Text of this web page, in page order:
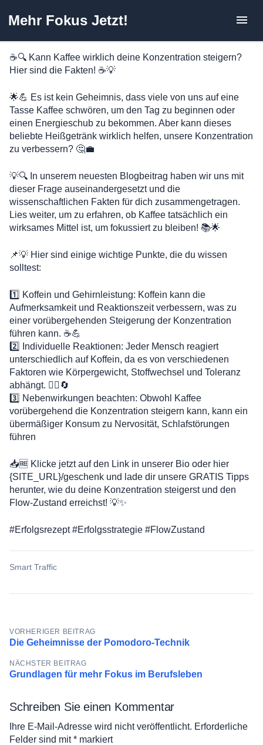
Inhalt
Mehr Fokus Jetzt!
☕️🔍 Kann Kaffee wirklich deine Konzentration steigern?
Hier sind die Fakten! ☕💡
🌟💪 Es ist kein Geheimnis, dass viele von uns auf eine
Tasse Kaffee schwören, um den Tag zu beginnen oder
einen Energieschub zu bekommen. Aber kann dieses
beliebte Heißgetränk wirklich helfen, unsere Konzentration
zu verbessern? 🤔💼
💡🔍 In unserem neuesten Blogbeitrag haben wir uns mit
dieser Frage auseinandergesetzt und die
wissenschaftlichen Fakten für dich zusammengetragen.
Lies weiter, um zu erfahren, ob Kaffee tatsächlich ein
wirksames Mittel ist, um fokussiert zu bleiben! 📚🌟
📌💡 Hier sind einige wichtige Punkte, die du wissen
solltest:
1️⃣ Koffein und Gehirnleistung: Koffein kann die
Aufmerksamkeit und Reaktionszeit verbessern, was zu
einer vorübergehenden Steigerung der Konzentration
führen kann. ☕💪
2️⃣ Individuelle Reaktionen: Jeder Mensch reagiert
unterschiedlich auf Koffein, da es von verschiedenen
Faktoren wie Körpergewicht, Stoffwechsel und Toleranz
abhängt. 🤷‍♀️🔄
3️⃣ Nebenwirkungen beachten: Obwohl Kaffee
vorübergehend die Konzentration steigern kann, kann ein
übermäßiger Konsum zu Nervosität, Schlafstörungen
führen
📥🆓 Klicke jetzt auf den Link in unserer Bio oder hier
{SITE_URL}/geschenk und lade dir unsere GRATIS Tipps
herunter, wie du deine Konzentration steigerst und den
Flow-Zustand erreichst! 💡✨
#Erfolgsrezept #Erfolgsstrategie #FlowZustand
Smart Traffic
VORHERIGER BEITRAG
Die Geheimnisse der Pomodoro-Technik
NÄCHSTER BEITRAG
Grundlagen für mehr Fokus im Berufsleben
Schreiben Sie einen Kommentar
Ihre E-Mail-Adresse wird nicht veröffentlicht. Erforderliche
Felder sind mit* markiert